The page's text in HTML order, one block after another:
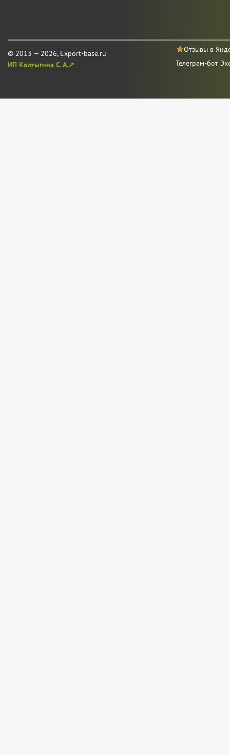
© 2013 — 2026, Export-base.ru
ИП Колтыгина С. А.↗
Отзывы в
Телеграм-бот